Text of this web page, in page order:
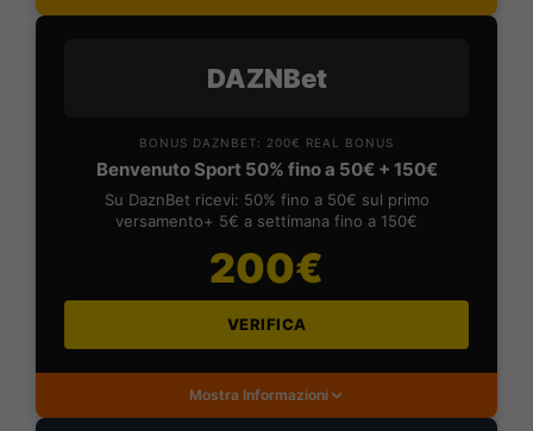
DAZNBet
BONUS DAZNBET: 200€ REAL BONUS
Benvenuto Sport 50% fino a 50€ + 150€
Su DaznBet ricevi: 50% fino a 50€ sul primo
versamento+ 5€ a settimana fino a 150€
200€
VERIFICA
Mostra Informazioni